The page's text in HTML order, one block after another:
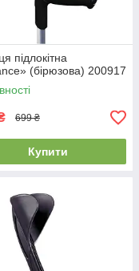
підлокітна
(бірюзова) 200917
699 ₴
Купити